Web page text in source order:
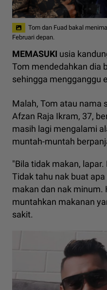
Tom dan Fuad bakal
Februari depan.
MEMASUKI usia
Tom mendedahkan dia
sehingga mengganggu
Malah, Tom atau nama
Afzan Raja Ikram, 37,
masih lagi mengalami
muntah-muntah
"Bila tidak makan,
Tidak tahu nak buat
makan dan nak minum.
muntahkan makanan
sakit.